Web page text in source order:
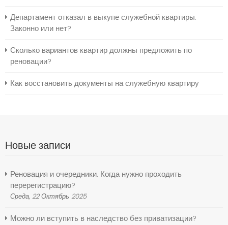
Департамент отказал в выкупе служебной квартиры.
Законно или нет?
Сколько вариантов квартир должны предложить по
реновации?
Как восстановить документы на служебную квартиру
Новые записи
Реновация и очередники. Когда нужно проходить
перерегистрацию?
Среда, 22 Октябрь 2025
Можно ли вступить в наследство без приватизации?